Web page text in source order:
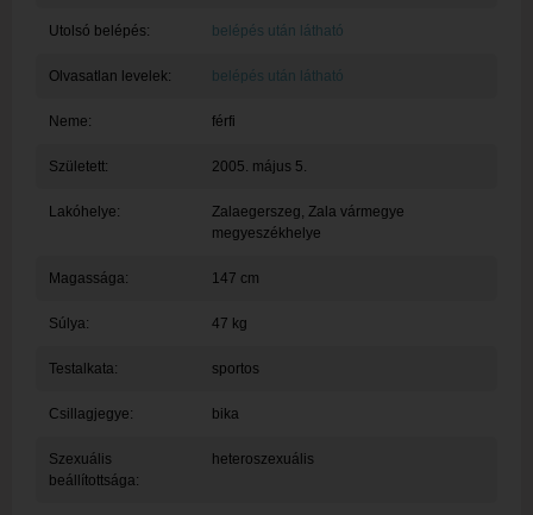
Utolsó belépés: belépés után látható
Olvasatlan levelek: belépés után látható
Neme: férfi
Született: 2005. május 5.
Lakóhelye: Zalaegerszeg, Zala vármegye
megyeszékhelye
Magassága: 147 cm
Súlya: 47 kg
Testalkata: sportos
Csillagjegye: bika
Szexuális
beállítottsága:
heteroszexuális